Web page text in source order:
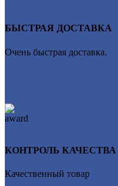
БЫСТРАЯ ДОСТАВКА
Очень быстрая доставка.
КОНТРОЛЬ КАЧЕСТВА
Качественный товар